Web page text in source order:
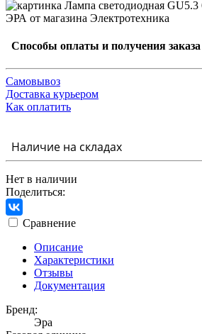
Способы оплаты и получения заказа
Самовывоз
Доставка курьером
Как оплатить
Наличие на складах
Нет в наличии
Поделиться:
Сравнение
Описание
Характеристики
Отзывы
Документация
Бренд:
Эра